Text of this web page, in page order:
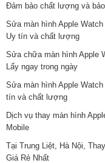
Đảm bảo chất lượng và
Sửa màn hình Apple
Uy tín và chất lượng
Sửa chữa màn hình Apple
Lấy ngay trong ngày
Sửa màn hình Apple
tín và chất lượng
Dịch vụ thay màn hình
Mobile
Tại Trung Liệt, Hà Nội,
Giá Rẻ Nhất